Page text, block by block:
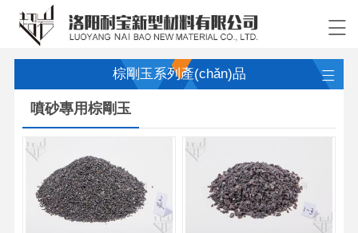
棕剛玉系列產(chǎn)品
噴砂專用棕剛玉